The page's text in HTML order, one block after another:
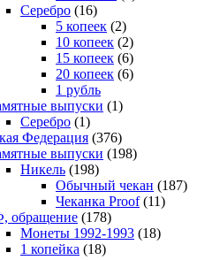
Серебро (16)
5 копеек (2)
10 копеек (2)
15 копеек (6)
20 копеек (6)
1 рубль
выпуски (1)
Серебро (1)
Федерация (376)
выпуски (198)
Никель (198)
Обычный чекан (187)
Чеканка Proof(11)
обращение (178)
Монеты 1992-1993 (18)
1 копейка (18)